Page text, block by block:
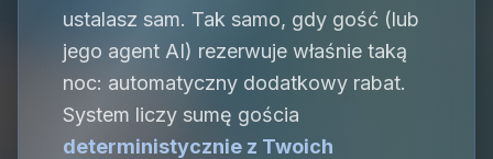
ustalasz sam. Tak samo, gdy gość (lub
jego agent AI) rezerwuje właśnie taką
noc: automatyczny dodatkowy rabat.
System liczy sumę gościa
deterministycznie z Twoich